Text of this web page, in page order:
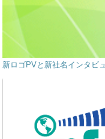
新ロゴPVと新社名インタビ